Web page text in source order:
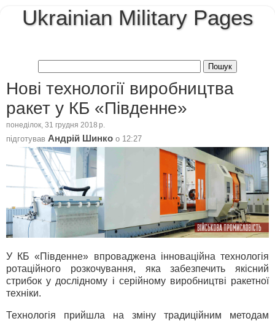
Ukrainian Military Pages
Нові технології виробництва
ракет у КБ «Південне»
понеділок, 31 грудня 2018 р.
підготував Андрій Шинко о 12:27
У КБ «Південне» впроваджена інноваційна технологія
ротаційного розкочування, яка забезпечить якісний
стрибок у дослідному і серійному виробництві ракетної
техніки.
Технологія прийшла на зміну традиційним методам